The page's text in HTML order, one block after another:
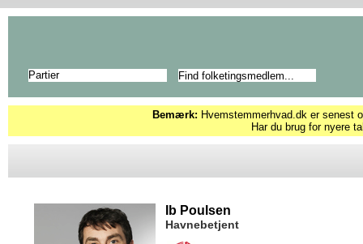
Partier
Bemærk: Hvemstemmerhvad.dk er senest
Har du brug for nyere
Ib Poulsen
Havnebetjent